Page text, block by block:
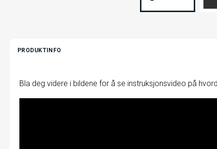
PRODUKTINFO
Bla deg videre i bildene for å se instruksjonsvideo på